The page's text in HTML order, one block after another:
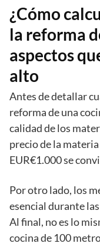
¿Cómo
la reforma
aspectos
alto
Antes de detallar
reforma de una
calidad de los
precio de la
EUR€1.000 se
Por otro lado, los
esencial durante
Al final, no es lo
cocina de 100